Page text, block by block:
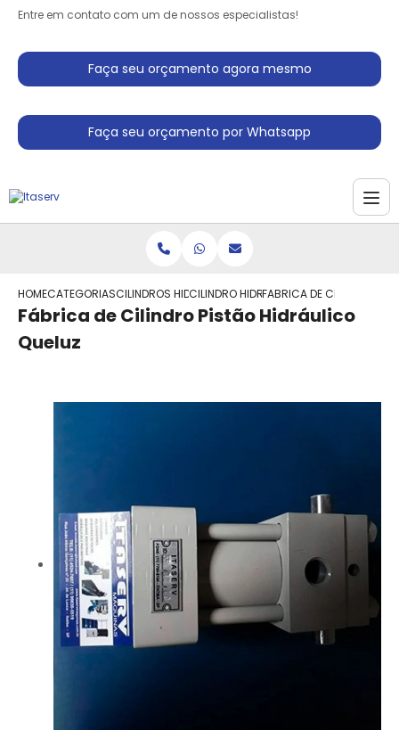
Entre em contato com um de nossos especialistas!
Faça seu orçamento agora mesmo
Faça seu orçamento por Whatsapp
HOMECATEGORIASCILINDROS HIDRAULICOCILINDRO HIDRAULICO PARA PRENSA
FABRICA DE CILINDRO
Fábrica de Cilindro Pistão Hidráulico
Queluz